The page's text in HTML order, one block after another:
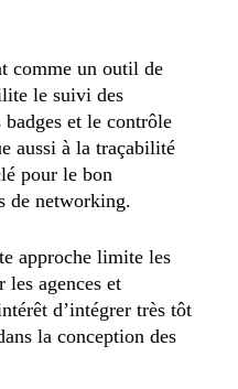
comme un outil de
le suivi des
et le contrôle
aussi à la traçabilité
pour le bon
de networking.
approche limite les
les agences et
d’intégrer très tôt
la conception des